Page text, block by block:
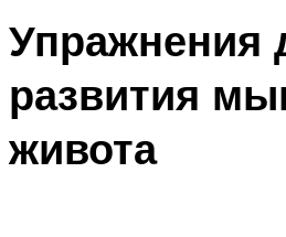
Упражнения
развития
живота